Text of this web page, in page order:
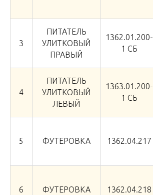
3
ПИТАТЕЛЬ
УЛИТКОВЫЙ
ПРАВЫЙ
1362.01.200-
1 СБ
4
ПИТАТЕЛЬ
УЛИТКОВЫЙ
ЛЕВЫЙ
1363.01.200-
1 СБ
5 ФУТЕРОВКА 1362.04.217
6 ФУТЕРОВКА 1362.04.218